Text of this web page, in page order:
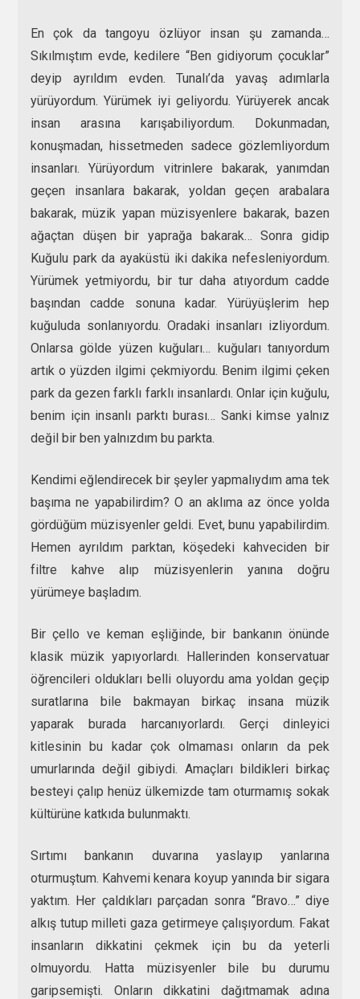
En çok da tangoyu özlüyor insan şu zamanda…
Sıkılmıştım evde, kedilere “Ben gidiyorum çocuklar”
deyip ayrıldım evden. Tunalı’da yavaş adımlarla
yürüyordum. Yürümek iyi geliyordu. Yürüyerek ancak
insan arasına karışabiliyordum. Dokunmadan,
konuşmadan, hissetmeden sadece gözlemliyordum
insanları. Yürüyordum vitrinlere bakarak, yanımdan
geçen insanlara bakarak, yoldan geçen arabalara
bakarak, müzik yapan müzisyenlere bakarak, bazen
ağaçtan düşen bir yaprağa bakarak… Sonra gidip
Kuğulu park da ayaküstü iki dakika nefesleniyordum.
Yürümek yetmiyordu, bir tur daha atıyordum cadde
başından cadde sonuna kadar. Yürüyüşlerim hep
kuğuluda sonlanıyordu. Oradaki insanları izliyordum.
Onlarsa gölde yüzen kuğuları… kuğuları tanıyordum
artık o yüzden ilgimi çekmiyordu. Benim ilgimi çeken
park da gezen farklı farklı insanlardı. Onlar için kuğulu,
benim için insanlı parktı burası… Sanki kimse yalnız
değil bir ben yalnızdım bu parkta.
Kendimi eğlendirecek bir şeyler yapmalıydım ama tek
başıma ne yapabilirdim? O an aklıma az önce yolda
gördüğüm müzisyenler geldi. Evet, bunu yapabilirdim.
Hemen ayrıldım parktan, köşedeki kahveciden bir
filtre kahve alıp müzisyenlerin yanına doğru
yürümeye başladım.
Bir çello ve keman eşliğinde, bir bankanın önünde
klasik müzik yapıyorlardı. Hallerinden konservatuar
öğrencileri oldukları belli oluyordu ama yoldan geçip
suratlarına bile bakmayan birkaç insana müzik
yaparak burada harcanıyorlardı. Gerçi dinleyici
kitlesinin bu kadar çok olmaması onların da pek
umurlarında değil gibiydi. Amaçları bildikleri birkaç
besteyi çalıp henüz ülkemizde tam oturmamış sokak
kültürüne katkıda bulunmaktı.
Sırtımı bankanın duvarına yaslayıp yanlarına
oturmuştum. Kahvemi kenara koyup yanında bir sigara
yaktım. Her çaldıkları parçadan sonra “Bravo…” diye
alkış tutup milleti gaza getirmeye çalışıyordum. Fakat
insanların dikkatini çekmek için bu da yeterli
olmuyordu. Hatta müzisyenler bile bu durumu
garipsemişti. Onların dikkatini dağıtmamak adına